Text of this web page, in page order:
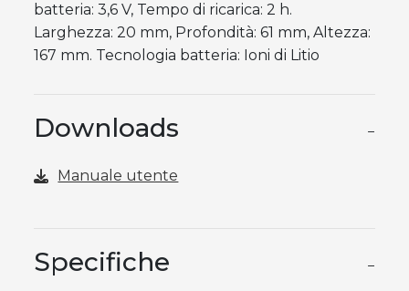
batteria: 3,6 V, Tempo di ricarica: 2 h.
Larghezza: 20 mm, Profondità: 61 mm, Altezza:
167 mm. Tecnologia batteria: Ioni di Litio
Downloads −
Manuale utente
Specifiche −